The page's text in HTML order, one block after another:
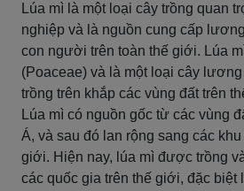
Lúa mì là một loại cây trồng quan
nghiệp và là nguồn cung cấp
con người trên toàn thế giới. Lúa
(Poaceae) và là một loại cây
trồng trên khắp các vùng đất trên
Lúa mì có nguồn gốc từ các vùng
Á, và sau đó lan rộng sang các
giới. Hiện nay, lúa mì được trồng
các quốc gia trên thế giới, đặc biệt